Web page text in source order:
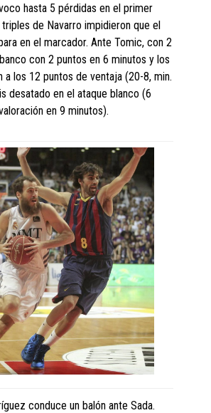
hasta 5 pérdidas en el primer
de Navarro impidieron que el
en el marcador. Ante Tomic, con 2
con 2 puntos en 6 minutos y los
a los 12 puntos de ventaja (20-8, min.
desatado en el ataque blanco (6
en 9 minutos).
conduce un balón ante Sada.